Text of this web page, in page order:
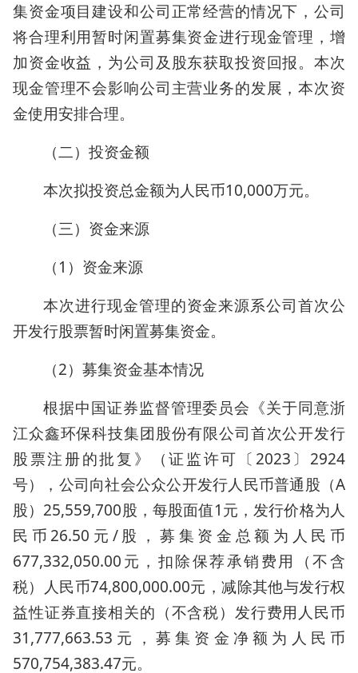
集资金项目建设和公司正常经营的情况下，公司
将合理利用暂时闲置募集资金进行现金管理，增
加资金收益，为公司及股东获取投资回报。本次
现金管理不会影响公司主营业务的发展，本次资
金使用安排合理。
（二）投资金额
本次拟投资总金额为人民币10,000万元。
（三）资金来源
（1）资金来源
本次进行现金管理的资金来源系公司首次公
开发行股票暂时闲置募集资金。
（2）募集资金基本情况
根据中国证券监督管理委员会《关于同意浙
江众鑫环保科技集团股份有限公司首次公开发行
股票注册的批复》（证监许可〔2023〕2924
号），公司向社会公众公开发行人民币普通股（A
股）25,559,700股，每股面值1元，发行价格为人
民币26.50元/股，募集资金总额为人民币
677,332,050.00元，扣除保荐承销费用（不含
税）人民币74,800,000.00元，减除其他与发行权
益性证券直接相关的（不含税）发行费用人民币
31,777,663.53元，募集资金净额为人民币
570,754,383.47元。